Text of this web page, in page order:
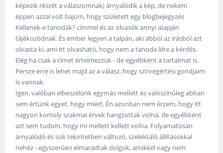
képezik részét a válaszomnak) árnyalódik a kép, de nekem
éppen azzal volt bajom, hogy született egy blogbejegyzés
Kellenek-e tanodák? címmel és az olvasók annyi alapján
tájékozódnak. És ember legyen a talpán, aki abból az írásból azt
olvasta ki, ami itt olvasható, hogy nem a tanoda léte a kérdés.
Elég ha csak a címet értelmezzük - de egyébként a tartalmat is.
Persze erre is lehet majd az a válasz, hogy szövegértési gondjaim
is vannak.
Igen, valóban elbeszélünk egymás mellett és valószínűleg abban
sem értünk egyet, hogy miért. Én azonban nem érzem, hogy itt
nagyon komoly szakmai érvek hangzottak volna, de egyébként
azt sem tudom, hogy mi mellett kellett volna. Folyamatosan
árnyalódó és sok tekintetben változó, szelektáló állításokkal
nehéz - egyszerűen elmaradtak dolgok, amikkel vagy nem